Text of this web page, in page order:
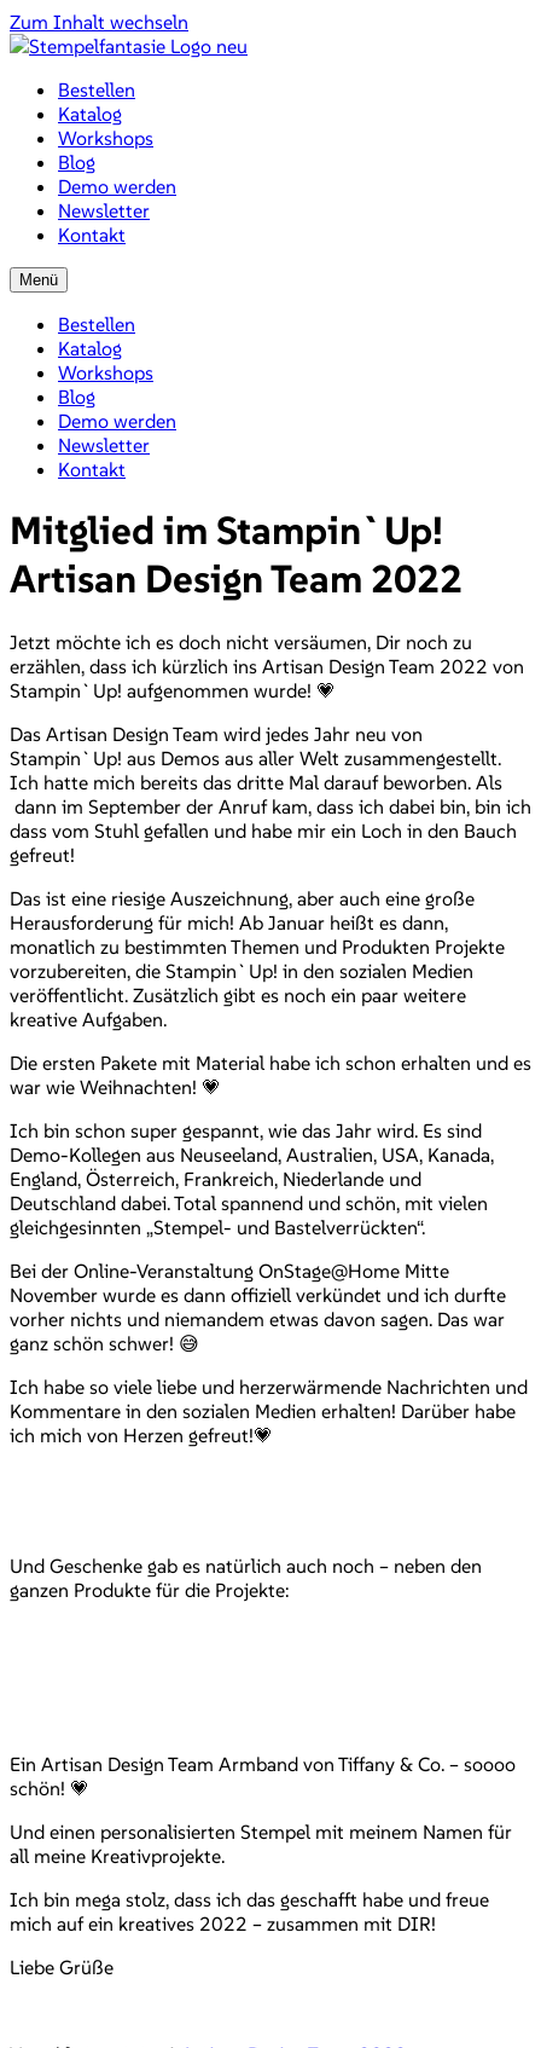
Zum Inhalt wechseln
Bestellen
Katalog
Workshops
Blog
Demo werden
Newsletter
Kontakt
Menü
Bestellen
Katalog
Workshops
Blog
Demo werden
Newsletter
Kontakt
Mitglied im Stampin`Up!
Artisan Design Team 2022
Jetzt möchte ich es doch nicht versäumen, Dir noch zu
erzählen, dass ich kürzlich ins Artisan Design Team 2022 von
Stampin`Up! aufgenommen wurde! 💗
Das Artisan Design Team wird jedes Jahr neu von
Stampin`Up! aus Demos aus aller Welt zusammengestellt.
Ich hatte mich bereits das dritte Mal darauf beworben. Als
dann im September der Anruf kam, dass ich dabei bin, bin ich
dass vom Stuhl gefallen und habe mir ein Loch in den Bauch
gefreut!
Das ist eine riesige Auszeichnung, aber auch eine große
Herausforderung für mich! Ab Januar heißt es dann,
monatlich zu bestimmten Themen und Produkten Projekte
vorzubereiten, die Stampin`Up! in den sozialen Medien
veröffentlicht. Zusätzlich gibt es noch ein paar weitere
kreative Aufgaben.
Die ersten Pakete mit Material habe ich schon erhalten und es
war wie Weihnachten! 💗
Ich bin schon super gespannt, wie das Jahr wird. Es sind
Demo-Kollegen aus Neuseeland, Australien, USA, Kanada,
England, Österreich, Frankreich, Niederlande und
Deutschland dabei. Total spannend und schön, mit vielen
gleichgesinnten „Stempel- und Bastelverrückten“.
Bei der Online-Veranstaltung OnStage@Home Mitte
November wurde es dann offiziell verkündet und ich durfte
vorher nichts und niemandem etwas davon sagen. Das war
ganz schön schwer! 😅
Ich habe so viele liebe und herzerwärmende Nachrichten und
Kommentare in den sozialen Medien erhalten! Darüber habe
ich mich von Herzen gefreut!💗
Und Geschenke gab es natürlich auch noch – neben den
ganzen Produkte für die Projekte:
Ein Artisan Design Team Armband von Tiffany & Co. – soooo
schön! 💗
Und einen personalisierten Stempel mit meinem Namen für
all meine Kreativprojekte.
Ich bin mega stolz, dass ich das geschafft habe und freue
mich auf ein kreatives 2022 – zusammen mit DIR!
Liebe Grüße